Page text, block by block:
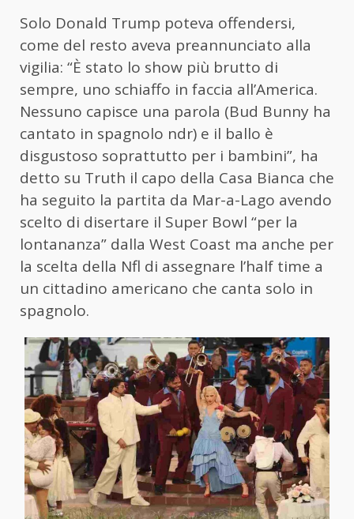
Solo Donald Trump poteva offendersi,
come del resto aveva preannunciato alla
vigilia: “È stato lo show più brutto di
sempre, uno schiaffo in faccia all’America.
Nessuno capisce una parola (Bud Bunny ha
cantato in spagnolo ndr) e il ballo è
disgustoso soprattutto per i bambini”, ha
detto su Truth il capo della Casa Bianca che
ha seguito la partita da Mar-a-Lago avendo
scelto di disertare il Super Bowl “per la
lontananza” dalla West Coast ma anche per
la scelta della Nfl di assegnare l’half time a
un cittadino americano che canta solo in
spagnolo.